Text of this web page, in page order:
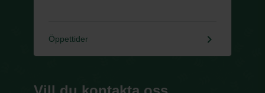
Öppettider keyboard_arrow_right